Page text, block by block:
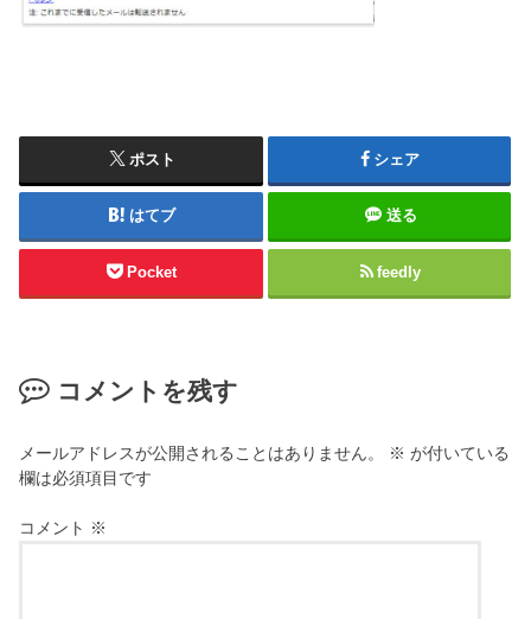
ポスト シェア
はてブ 送る
Pocket feedly
コメントを残す
メールアドレスが公開されることはありません。 ※ が付いている
欄は必須項目です
コメント ※